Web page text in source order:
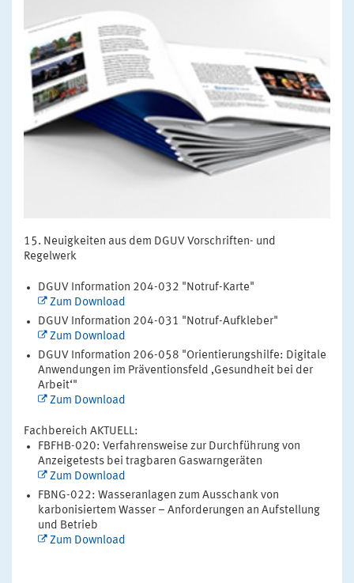
Neuigkeiten aus dem DGUV Vorschriften- und
Regelwerk
DGUV Information 204-032 "Notruf-Karte"
Zum Download
DGUV Information 204-031 "Notruf-Aufkleber"
Zum Download
DGUV Information 206-058 "Orientierungshilfe: Digitale
Anwendungen im Präventionsfeld ‚Gesundheit bei der
Arbeit‘"
Zum Download
Fachbereich AKTUELL:
FBFHB-020: Verfahrensweise zur Durchführung von
Anzeigetests bei tragbaren Gaswarngeräten
Zum Download
FBNG-022: Wasseranlagen zum Ausschank von
karbonisiertem Wasser – Anforderungen an Aufstellung
und Betrieb
Zum Download